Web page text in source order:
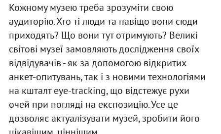
Кожному музею треба зрозуміти свою
аудиторію. Хто ті люди та навіщо вони сюди
приходять? Що вони тут отримують? Великі
світові музеї замовляють дослідження своїх
відвідувачів - як за допомогою відкритих
анкет-опитувань, так і з новими технологіями
на кшталт eye-tracking, що відстежує рухи
очей при погляді на експозицію. Усе це
дозволяє актуалізувати музей, зробити його